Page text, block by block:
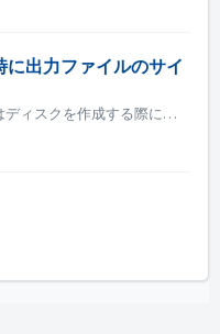
出力ファイルのサイ
デフォルト設定で、Nero Videoはディスクを作成する際に、ディスクの完全なスペースに合わせて出力しようとします。 大きなサイズの出力を必要としない場合には、カスタマイズ設定を行うことができます。 書き込む前に、「オプション」→「記録形式オプション」を開き、書き込むディスクの種類に応じたタブを選択...